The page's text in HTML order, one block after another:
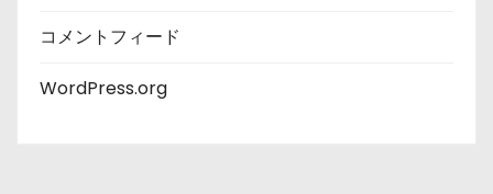
コメントフィード
WordPress.org